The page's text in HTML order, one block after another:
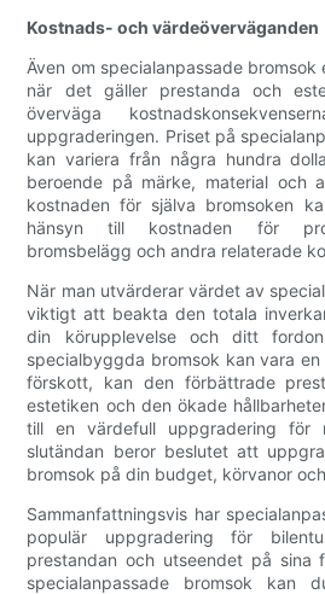
Kostnads- och värdeöverväganden
Även om specialanpassade
när det gäller prestanda och
överväga
uppgraderingen. Priset på
kan variera från några hundra
beroende på märke, material och
kostnaden för själva bromsoken
hänsyn till kostnaden för
bromsbelägg och andra relaterade
När man utvärderar värdet av
viktigt att beakta den totala
din körupplevelse och ditt
specialbyggda bromsok kan vara
förskott, kan den förbättrade
estetiken och den ökade
till en värdefull uppgradering för
slutändan beror beslutet att
bromsok på din budget, körvanor
Sammanfattningsvis har
populär uppgradering för
prestandan och utseendet på sina
specialanpassade bromsok kan